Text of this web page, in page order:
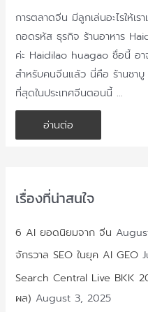
การตลาดจีน มีลูกเล่นอะไรให้เ
ถอดรหัส ธุรกิจ ร้านอาหาร
ค่ะ Haidilao huagao ชื่อนี้ อ
สำหรับคนจีนแล้ว นี่คือ ร้านชา
ที่สุดในประเทศจีนตอนนี้ …
ถอดรหัส
ธุรกิจ
ร้าน
ลาด
จีน
อ่านต่อ
เรื่องที่น่าสนใจ
6 AI ยอดนิยมจาก จีน
จักรวาล SEO ในยุค AI GEO
Search Central Live BKK
ผล) August 3, 2025